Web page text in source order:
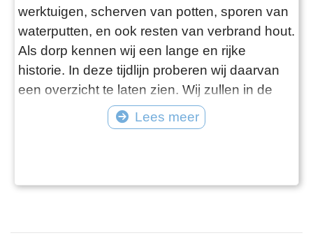
werktuigen, scherven van potten, sporen van
waterputten, en ook resten van verbrand hout.
Als dorp kennen wij een lange en rijke
historie. In deze tijdlijn proberen wij daarvan
een overzicht te laten zien. Wij zullen in de
loop der tijd zoveel mogelijk informatie
toevoegen aan de verschillende items.
Lees meer